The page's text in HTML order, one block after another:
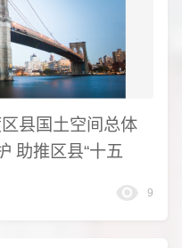
县国土空间总体
助推区县“十五
9